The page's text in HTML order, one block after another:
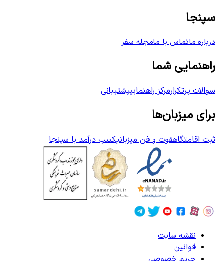
سپنجا
درباره ماتماس با مامجله سفر
راهنمایی شما
سوالات پرتکرارمرکز راهنماییپشتیبانی
برای میزبان‌ها
ثبت اقامتگاهفوت و فن میزبانیکسب درآمد با سپنجا
نقشه سایت
قوانین